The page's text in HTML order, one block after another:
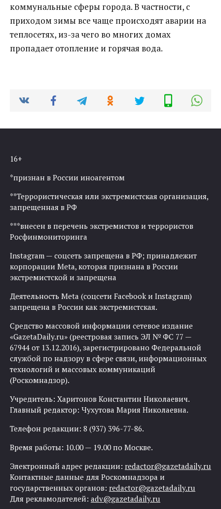
коммунальные сферы города. В частности, с
приходом зимы все чаще происходят аварии на
теплосетях, из-за чего во многих домах
пропадает отопление и горячая вода.
16+
*признан в России иноагентом
**Террористическая или экстремистская организация,
запрещенная в РФ
***внесен в перечень экстремистов и террористов
Росфинмониторинга
Instagram — соцсеть запрещена в РФ; принадлежит
корпорации Meta, которая признана в России
экстремистской и запрещена
Деятельность Meta (соцсети Facebook и Instagram)
запрещена в России как экстремистская.
Средство массовой информации сетевое издание
«GazetaDaily.ru» (реестровая запись ЭЛ № ФС 77 —
67944 от 13.12.2016), зарегистрировано Федеральной
службой по надзору в сфере связи, информационных
технологий и массовых коммуникаций
(Роскомнадзор).
Учредитель: Харитонов Константин Николаевич.
Главный редактор: Чухутова Мария Николаевна.
Телефон редакции: 8 (937) 396-77-86.
Время работы: 10.00 — 19.00 по Москве.
Электронный адрес редакции: redactor@gazetadaily.ru
Контактные данные для Роскомнадзора и
государственных органов: redactor@gazetadaily.ru
Для рекламодателей: adv@gazetadaily.ru